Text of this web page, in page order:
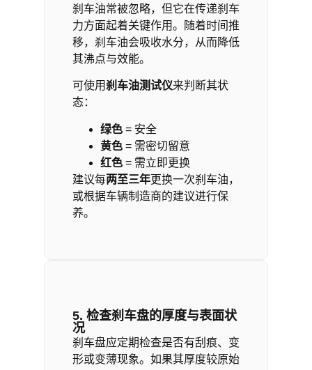
刹车油常被忽略，但它在传递刹车
力方面起着关键作用。随着时间推
移，刹车油会吸收水分，从而降低
其沸点与效能。
可使用刹车油测试仪来判断其状
态：
绿色= 安全
黄色= 需密切留意
红色= 需立即更换
建议每两至三年更换一次刹车油，
或根据车辆制造商的建议进行保
养。
5. 检查刹车盘的厚度与表面状
况
刹车盘应定期检查是否有刮痕、变
形或变薄现象。如果其厚度较原始